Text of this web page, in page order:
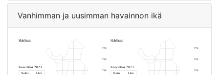
Vanhimman ja uusimman havainnon ikä